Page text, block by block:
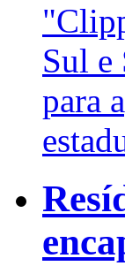
Sul e
para